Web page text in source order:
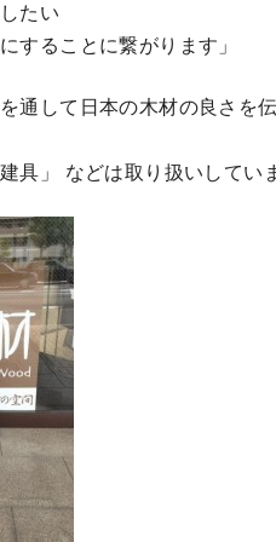
たい
することに繋がります」
通して日本の木材の良さを伝
具」 などは取り扱いしてい